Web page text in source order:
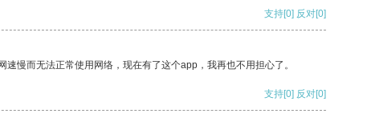
支持[0] 反对[0]
慢而无法正常使用网络，现在有了这个app，我再也不用担心了。
支持[0] 反对[0]